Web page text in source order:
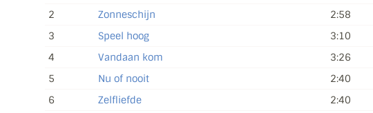
2
Zonneschijn
2:58
3
Speel hoog
3:10
4
Vandaan kom
3:26
5
Nu of nooit
2:40
6
Zelfliefde
2:40